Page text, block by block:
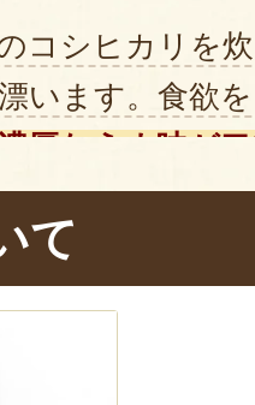
コシヒカリを
います。食欲
厚なうま味が
とした食感が最
す。
て